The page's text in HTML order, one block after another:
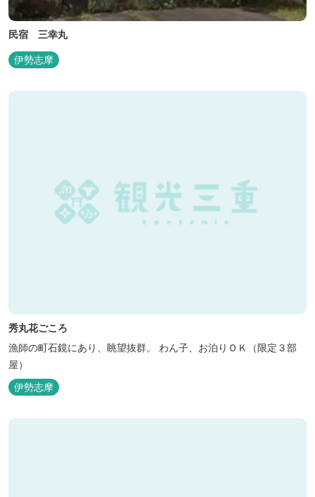
民宿 三幸丸
伊勢志摩
秀丸花ごころ
漁師の町石鏡にあり、眺望抜群。 わん子、お泊りＯＫ（限定３部
屋）
伊勢志摩